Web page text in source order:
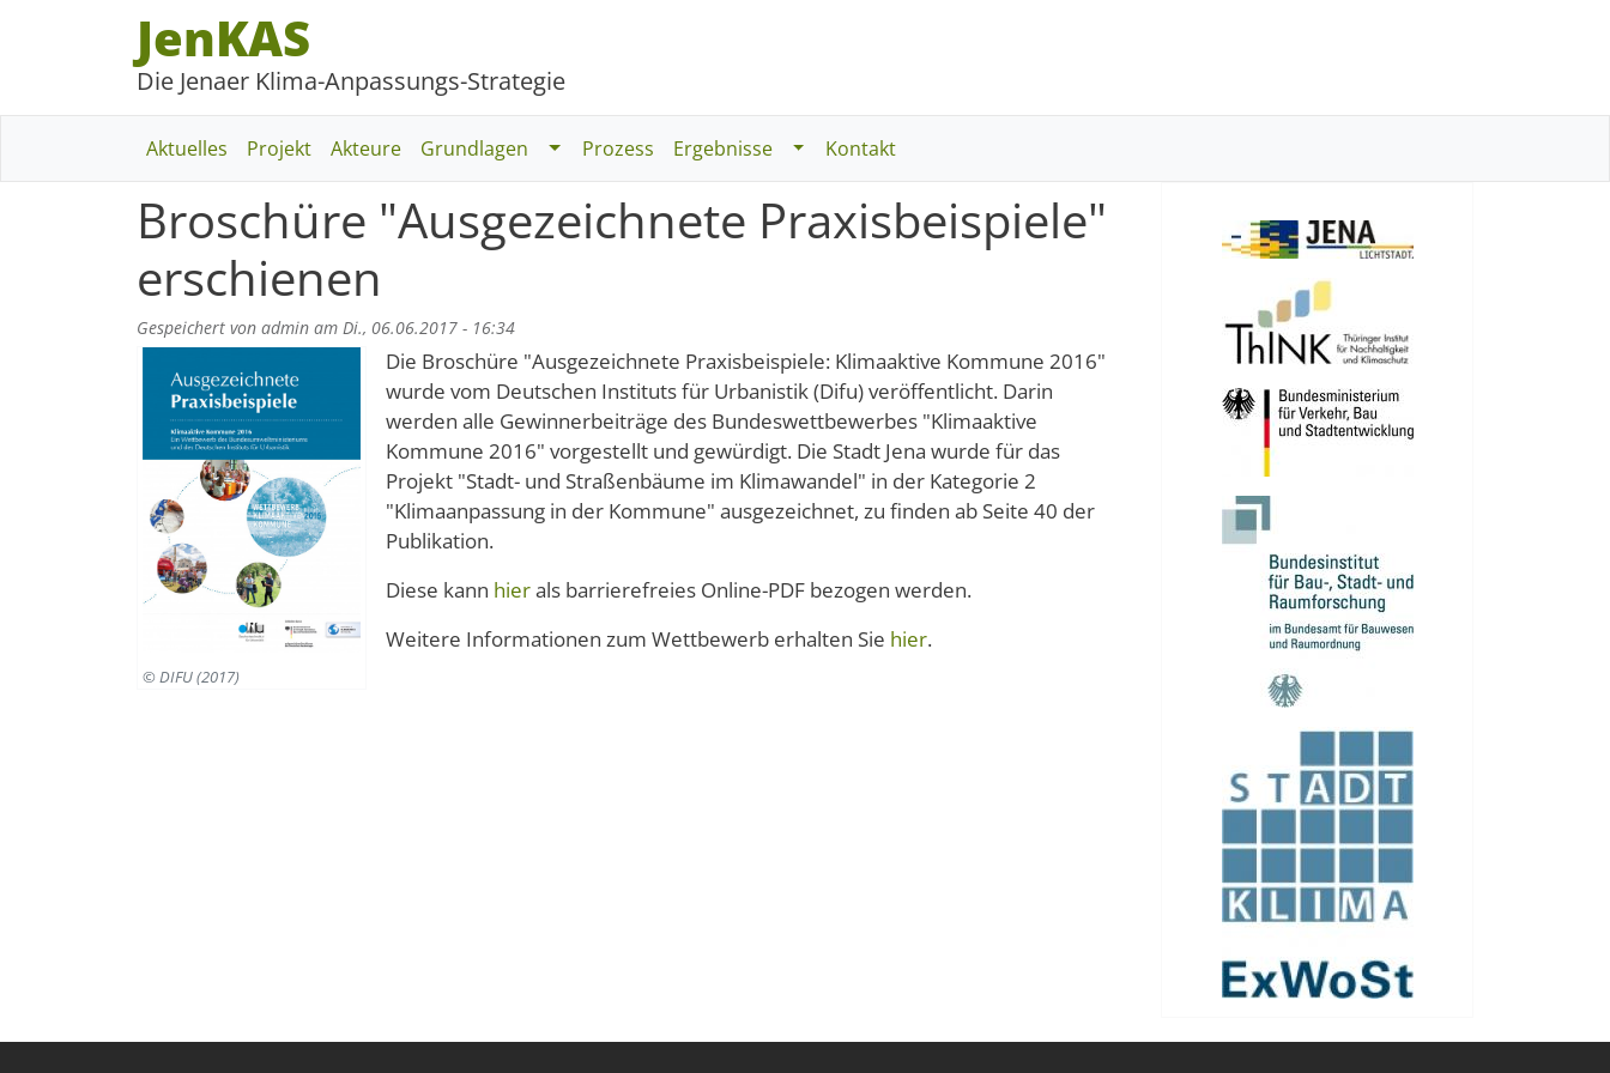
JenKAS
Die Jenaer Klima-Anpassungs-Strategie
Hauptnavigation
Aktuelles Projekt Akteure Grundlagen Toggle Dropdown
Prozess Ergebnisse Toggle Dropdown
Kontakt
Broschüre "Ausgezeichnete Praxisbeispiele"
erschienen
Gespeichert von admin am Di., 06.06.2017 - 16:34
© DIFU (2017)
Die Broschüre "Ausgezeichnete Praxisbeispiele: Klimaaktive Kommune 2016"
wurde vom Deutschen Instituts für Urbanistik (Difu) veröffentlicht. Darin
werden alle Gewinnerbeiträge des Bundeswettbewerbes "Klimaaktive
Kommune 2016" vorgestellt und gewürdigt. Die Stadt Jena wurde für das
Projekt "Stadt- und Straßenbäume im Klimawandel" in der Kategorie 2
"Klimaanpassung in der Kommune" ausgezeichnet, zu finden ab Seite 40 der
Publikation.
Diese kann hierals barrierefreies Online-PDF bezogen werden.
Weitere Informationen zum Wettbewerb erhalten Sie hier.